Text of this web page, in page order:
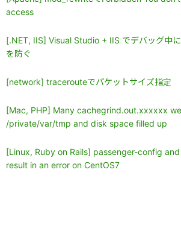
access
[.NET, IIS] Visual Studio + IIS でデバッグ中
を防ぐ
[network] tracerouteでパケットサイズ指定
[Mac, PHP] Many cachegrind.out.xxxxxx
/private/var/tmp and disk space filled up
[Linux, Ruby on Rails] passenger-config
result in an error on CentOS7